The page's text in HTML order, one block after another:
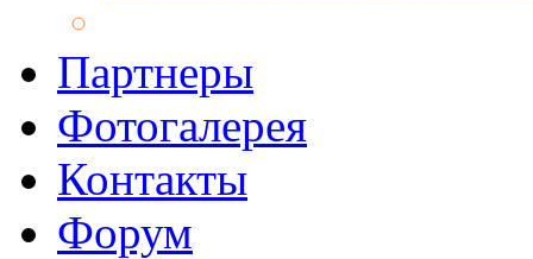
Партнеры
Фотогалерея
Контакты
Форум